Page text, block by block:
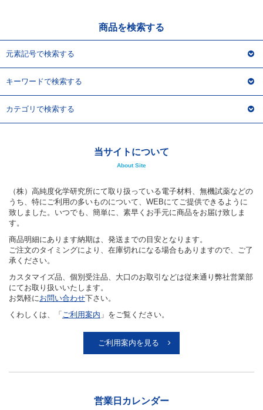
商品を検索する
元素記号で検索する
キーワードで検索する
カテゴリで検索する
当サイトについて
About Site
（株）高純度化学研究所にて取り扱っている電子材料、無機試薬などの
うち、特にご利用の多いものについて、WEBにてご提供できるように
致しました。いつでも、簡単に、素早くお手元に商品をお届け致しま
す。
商品明細にあります納期は、発送までの目安となります。
ご注文のタイミングにより、在庫切れになる場合もありますので、ご了
承ください。
カスタマイズ品、個別受注品、大口のお取引などは従来通り弊社営業部
にてお取り扱いいたします。
お気軽にお問い合わせ下さい。
くわしくは、「 ご利用案内 」をご覧ください。
ご利用案内を見る
営業日カレンダー